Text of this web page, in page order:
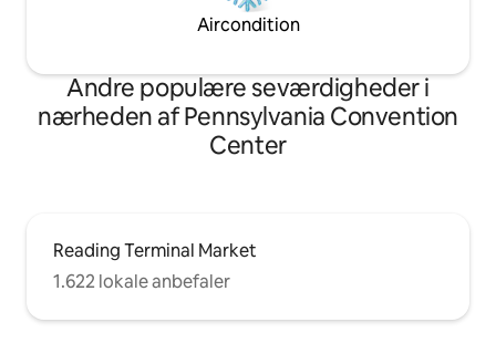
Aircondition
Andre populære seværdigheder i
nærheden af Pennsylvania Convention
Center
Reading Terminal Market
1.622 lokale anbefaler